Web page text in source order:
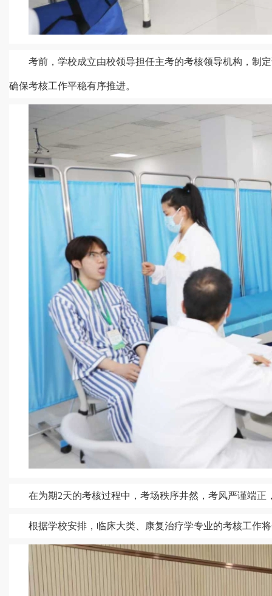
考前，学校成立由校领导担任主考的考核领导机构，制
确保考核工作平稳有序推进。
在为期2天的考核过程中，考场秩序井然，考风严谨端
根据学校安排，临床大类、康复治疗学专业的考核工作